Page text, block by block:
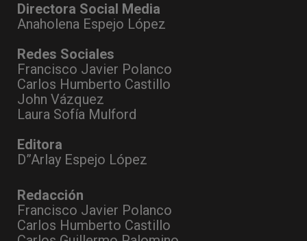
Directora Social Media
Anaholena Espejo López
Redes Sociales
Francisco Javier Polanco
Carlos Humberto Castillo
John Vázquez
Laura Sofía Mulford
Editora
D”Arlay Espejo López
Redacción
Francisco Javier Polanco
Carlos Humberto Castillo